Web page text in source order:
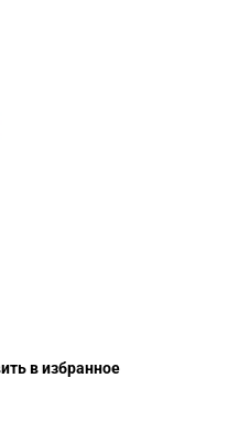
в избранное